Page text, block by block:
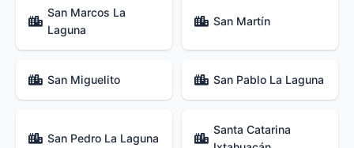
San Marcos La
Laguna
San Martín
San Miguelito San Pablo La Laguna
San Pedro La Laguna
Santa Catarina